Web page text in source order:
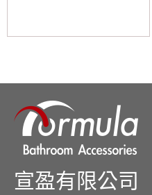
宣盈有限公司